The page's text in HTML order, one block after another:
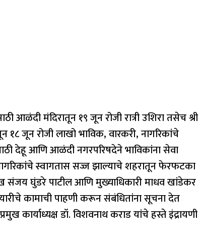
आळंदी मंदिरातून १९ जून रोजी रात्री उशिरा तसेच श्री
जून रोजी लाखो भाविक, वारकरी, नागरिकांचे
देहू आणि आळंदी नगरपरिषदेने भाविकांना सेवा
स्वागतास सज्ज झाल्याचे शहरातून फेरफटका
घुंडरे पाटील आणि मुख्याधिकारी माधव खांडेकर
कामाची पाहणी करून संबंधितांना सूचना देत
कार्याध्यक्ष डॉ. विशवनाथ कराड यांचे हस्ते इंद्रायणी